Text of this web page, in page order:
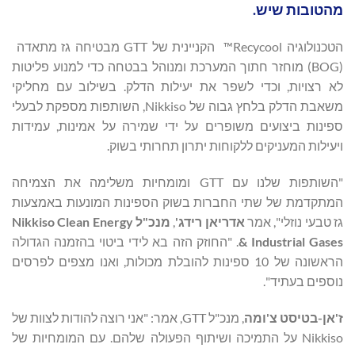
מהטובות שיש.
הטכנולוגיה Recycool™ הקניינית של GTT מבטיחה גז מתאדה
(BOG) מוחזר חתוך המערכת ומנוהל בבטחה כדי למנוע פליטות
לא רצויות, וכדי לשפר את יעילות הדלק. בשילוב עם מחליקי
משאבת הדלק בלחץ גבוה של Nikkiso, השותפות מספקת לבעלי
ספינות ביצועים משופרים על ידי שמירה על אמינות, עמידות
ויעילות המעניקים ללקוחות יתרון תחרותי בשוק.
"השותפות שלנו עם GTT ומומחיות משלימה את הצמיחה
המתקדמת של שתי החברות בשוק הספינות המונעות באמצעות
גז טבעי נוזלי", אמר אדריאן רידג', מנכ"לNikkiso Clean Energy
& Industrial Gases. "החוזק הזה בא לידי ביטוי בהזמנה הגדולה
הראשונה של 10 ספינות להובלת מכולות, ואנו מצפים לפרסים
נוספים בעתיד".
ז'אן-בטיסט צ'ומה
, מנכ"ל GTT, אמר: "אני רוצה להודות לצוות של
Nikkiso על התמיכה ושיתוף הפעולה שלהם. עם המומחיות של